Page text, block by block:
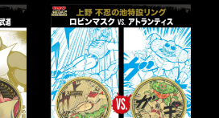
メダル(非売品)付